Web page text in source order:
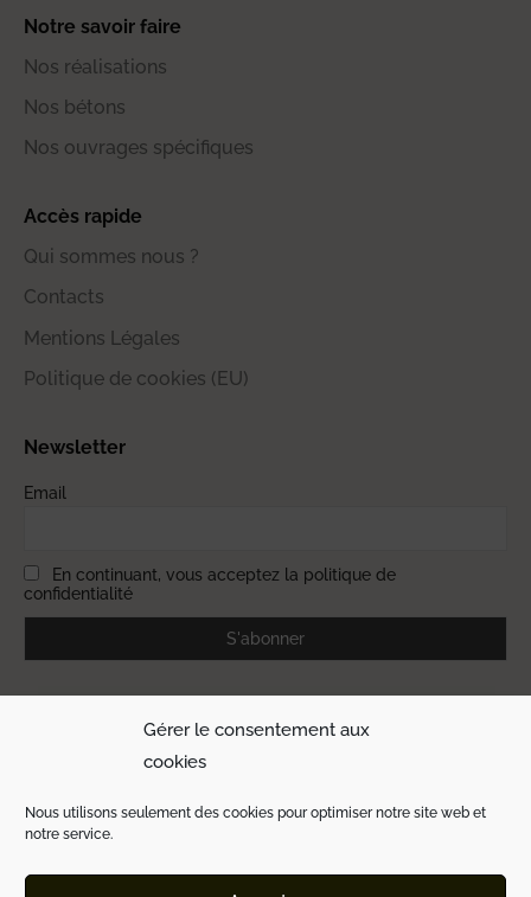
Gérer le consentement aux
cookies
Nous utilisons seulement des cookies pour optimiser notre site web et
notre service.
Notre savoir faire
Nos réalisations
Nos bétons
Nos ouvrages spécifiques
Accès rapide
Qui sommes nous ?
Contacts
Mentions Légales
Politique de cookies (EU)
Newsletter
Email
En continuant, vous acceptez la politique de
confidentialité